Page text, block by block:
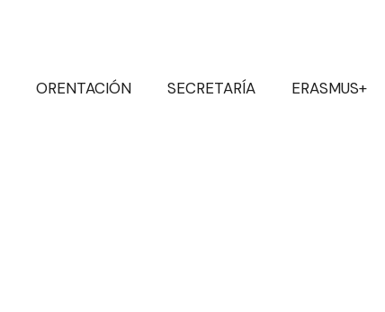
ORENTACIÓN SECRETARÍA ERASMUS+